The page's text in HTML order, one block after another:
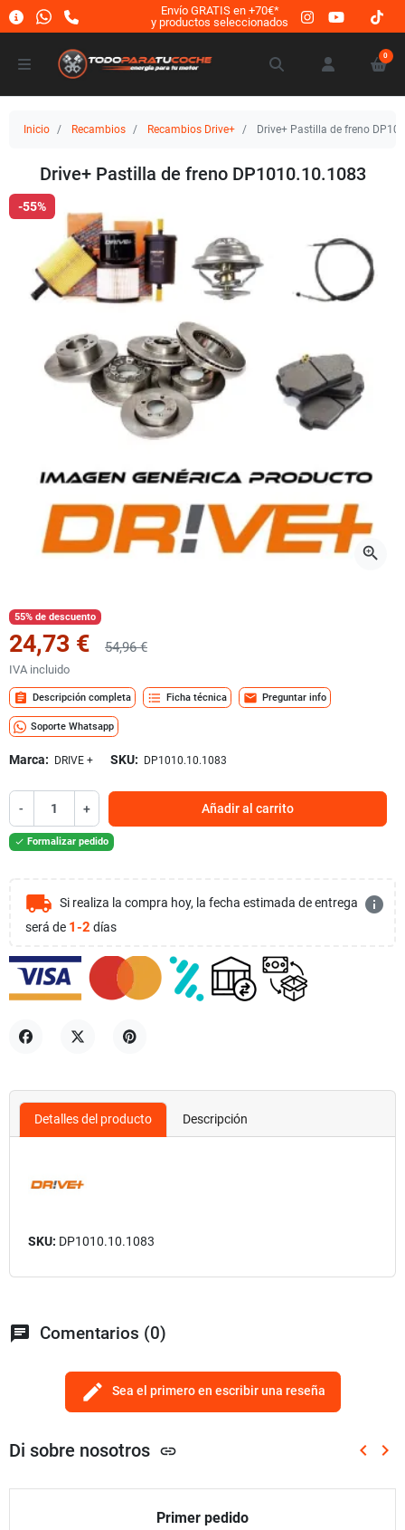
Envío GRATIS en +70€*
y productos seleccionados
0
Inicio Recambios Recambios Drive+ Drive+ Pastilla de freno
Drive+ Pastilla de freno DP1010.10.1083
-55%
zoom_in
55% de descuento
24,73 € 54,96 €
IVA incluido
assignment Descripción completa format_list_bulleted Ficha técnica mail Preguntar info
Soporte Whatsapp
Marca: DRIVE + SKU: DP1010.10.1083
- + Añadir al carrito
 Formalizar pedido
local_shipping Si realiza la compra hoy, la fecha estimada de entrega
será de 1-2 días
info
Detalles del producto Descripción
SKU: DP1010.10.1083
chat Comentarios (0)
edit Sea el primero en escribir una reseña
Di sobre nosotros link keyboard_arrow_left keyboard_arrow_right
Primer pedido